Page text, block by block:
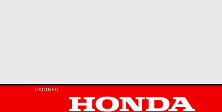
PARTNER